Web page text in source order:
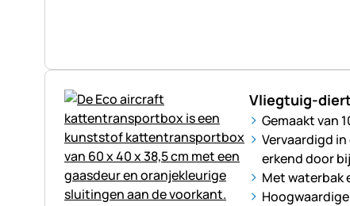
Vliegtuig-
Gemaakt van
Vervaardigd
erkend door
Met waterbak